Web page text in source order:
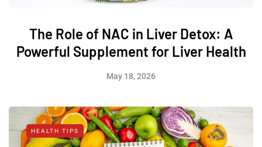
The Role of NAC in Liver Detox: A
Powerful Supplement for Liver Health
May 18, 2026
HEALTH TIPS